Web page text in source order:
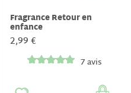
Fragrance Retour en
enfance
2,99 €
7 avis